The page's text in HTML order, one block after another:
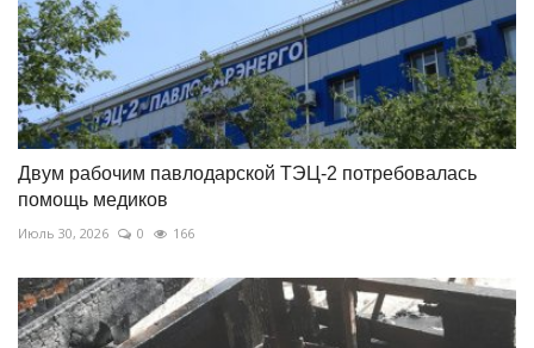
Двум рабочим павлодарской ТЭЦ-2 потребовалась
помощь медиков
Июль 30, 2026 0 166